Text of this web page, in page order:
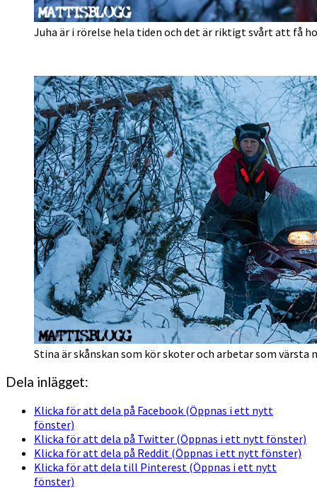
Juha är i rörelse hela tiden och det är riktigt svårt att få
Stina är skånskan som kör skoter och arbetar som värsta
Dela inlägget:
Klicka för att dela på Facebook (Öppnas i ett nytt
fönster)
Klicka för att dela på Twitter (Öppnas i ett nytt fönster)
Klicka för att dela på Reddit (Öppnas i ett nytt fönster)
Klicka för att dela till Pinterest (Öppnas i ett nytt
fönster)